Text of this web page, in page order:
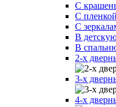
С
С
С
В
В
2-х
3-х
4-х